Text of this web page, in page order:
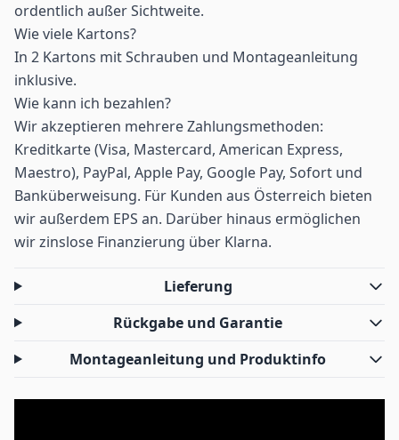
ordentlich außer Sichtweite.
Wie viele Kartons?
In 2 Kartons mit Schrauben und Montageanleitung
inklusive.
Wie kann ich bezahlen?
Wir akzeptieren mehrere Zahlungsmethoden:
Kreditkarte (Visa, Mastercard, American Express,
Maestro), PayPal, Apple Pay, Google Pay, Sofort und
Banküberweisung. Für Kunden aus Österreich bieten
wir außerdem EPS an. Darüber hinaus ermöglichen
wir zinslose Finanzierung über Klarna.
Lieferung
Rückgabe und Garantie
Montageanleitung und Produktinfo